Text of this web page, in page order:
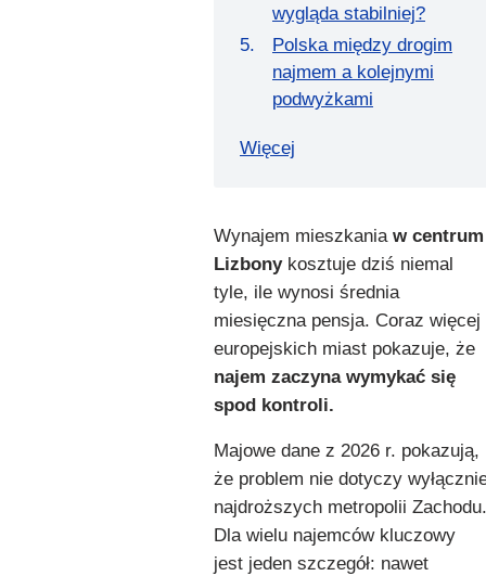
wygląda stabilniej?
Polska między drogim
najmem a kolejnymi
podwyżkami
Więcej
Wynajem mieszkania w centrum
Lizbonykosztuje dziś niemal
tyle, ile wynosi średnia
miesięczna pensja. Coraz więcej
europejskich miast pokazuje, że
najem zaczyna wymykać się
spod kontroli.
Majowe dane z 2026 r. pokazują,
że problem nie dotyczy
najdroższych metropolii Zachodu.
Dla wielu najemców kluczowy
jest jeden szczegół: nawet